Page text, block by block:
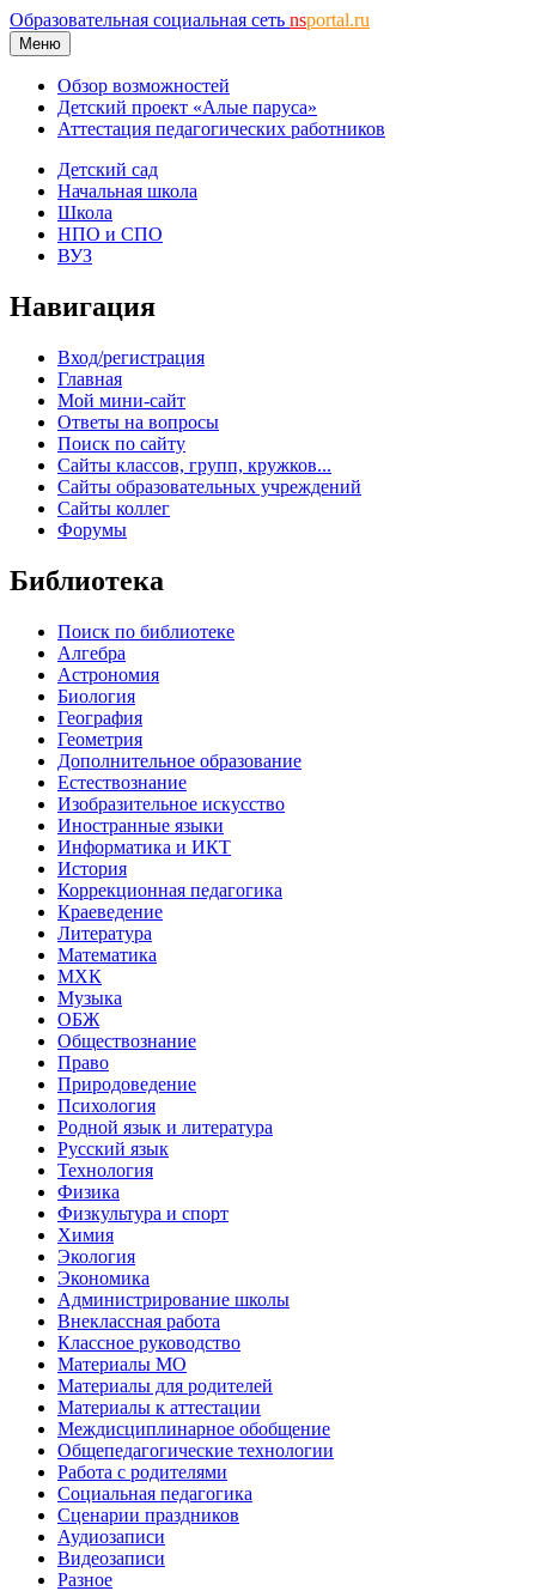
Образовательная социальная сеть nsportal.ru
Меню
Обзор возможностей
Детский проект «Алые паруса»
Аттестация педагогических работников
Детский сад
Начальная школа
Школа
НПО и СПО
ВУЗ
Навигация
Вход/регистрация
Главная
Мой мини-сайт
Ответы на вопросы
Поиск по сайту
Сайты классов, групп, кружков...
Сайты образовательных учреждений
Сайты коллег
Форумы
Библиотека
Поиск по библиотеке
Алгебра
Астрономия
Биология
География
Геометрия
Дополнительное образование
Естествознание
Изобразительное искусство
Иностранные языки
Информатика и ИКТ
История
Коррекционная педагогика
Краеведение
Литература
Математика
МХК
Музыка
ОБЖ
Обществознание
Право
Природоведение
Психология
Родной язык и литература
Русский язык
Технология
Физика
Физкультура и спорт
Химия
Экология
Экономика
Администрирование школы
Внеклассная работа
Классное руководство
Материалы МО
Материалы для родителей
Материалы к аттестации
Междисциплинарное обобщение
Общепедагогические технологии
Работа с родителями
Социальная педагогика
Сценарии праздников
Аудиозаписи
Видеозаписи
Разное